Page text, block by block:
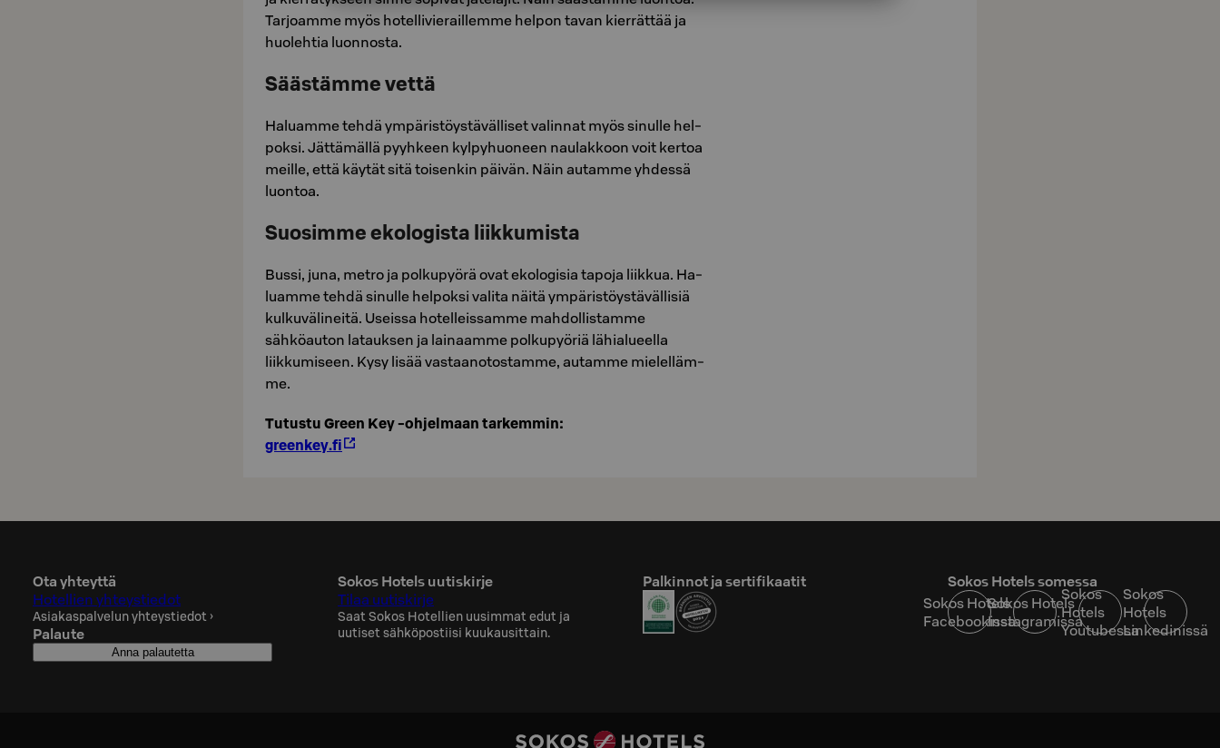
Tar­joam­me myös ho­tel­li­vie­rail­lem­me hel­pon tavan kier­rät­tää ja
huo­leh­tia luon­nos­ta.
Säästämme vettä
Ha­luam­me tehdä ym­pä­ris­töys­tä­väl­li­set va­lin­nat myös si­nul­le hel­
pok­si. Jät­tä­mäl­lä pyyh­keen kyl­py­huo­neen nau­lak­koon voit ker­toa
meil­le, että käy­tät sitä toi­sen­kin päi­vän. Näin au­tam­me yh­des­sä
luon­toa.
Suosimme ekologista liikkumista
Bussi, juna, metro ja pol­ku­pyö­rä ovat eko­lo­gi­sia ta­po­ja liik­kua. Ha­
luam­me tehdä si­nul­le hel­pok­si va­li­ta näitä ym­pä­ris­töys­tä­väl­li­siä
kul­ku­vä­li­nei­tä. Useissa hotelleissamme mahdollistamme
sähköauton latauksen ja lainaamme polkupyöriä lähialueella
liikkumiseen. Kysy lisää vas­taa­no­tos­tam­me, au­tam­me mie­lel­läm­
me.
Tu­tus­tu Green Key -oh­jel­maan tar­kem­min:
green­key.fi
Ota yhteyttä
Hotellien yhteystiedot
Asiakaspalvelun yhteystiedot ›
Palaute
Anna palautetta
Sokos Hotels uutiskirje
Tilaa uutiskirje
Saat Sokos Hotellien uusimmat edut ja
uutiset sähköpostiisi kuukausittain.
Palkinnot ja sertifikaatit
Sokos Hotels somessa
Sokos Hotels
Facebookissa
Sokos Hotels
Instagramissa
Sokos
Hotels
Youtubessa
Sokos
Hotels
Linkedinissä